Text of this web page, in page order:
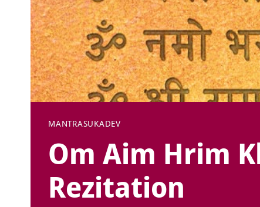
MANTRASUKADEV
Om Aim Hrim
Rezitation